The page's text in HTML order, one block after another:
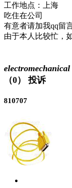
工作地点：上海
吃住在公司
有意者请加我qq留
由于本人比较忙，
（0）
投诉
810707